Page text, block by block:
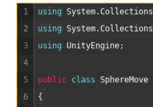
1
2
3
4
5
6
using System.Collections
using System.Collections
using UnityEngine;
public class SphereMove
{